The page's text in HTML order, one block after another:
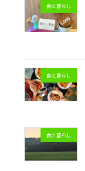
食と暮らし
食と暮らし
食と暮らし